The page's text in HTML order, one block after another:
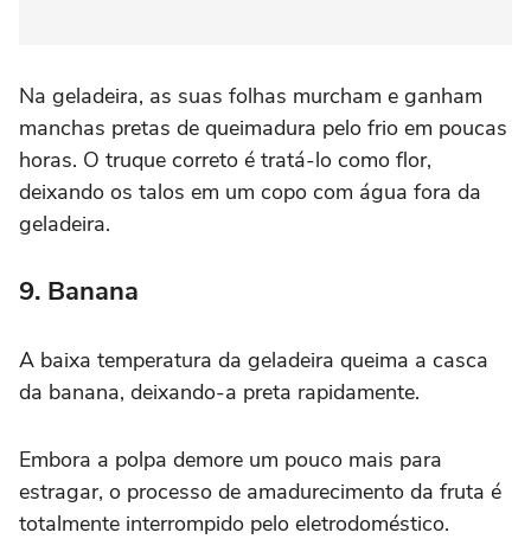
Na geladeira, as suas folhas murcham e ganham
manchas pretas de queimadura pelo frio em poucas
horas. O truque correto é tratá-lo como flor,
deixando os talos em um copo com água fora da
geladeira.
9. Banana
A baixa temperatura da geladeira queima a casca
da banana, deixando-a preta rapidamente.
Embora a polpa demore um pouco mais para
estragar, o processo de amadurecimento da fruta é
totalmente interrompido pelo eletrodoméstico.